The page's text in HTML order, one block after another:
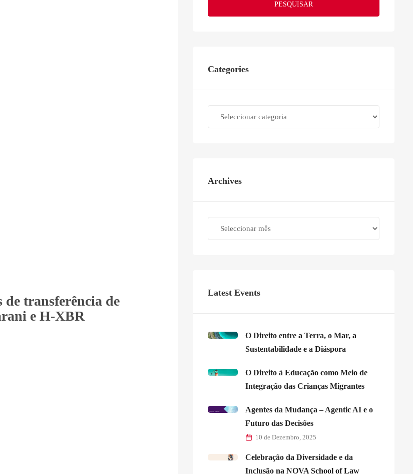
de transferência de
e H-XBR
PESQUISAR
Categories
Archives
Latest Events
O Direito entre a Terra, o Mar, a
Sustentabilidade e a Diáspora
O Direito à Educação como Meio de
Integração das Crianças Migrantes
Agentes da Mudança – Agentic AI e o
Futuro das Decisões
10 de Dezembro, 2025
Celebração da Diversidade e da
Inclusão na NOVA School of Law